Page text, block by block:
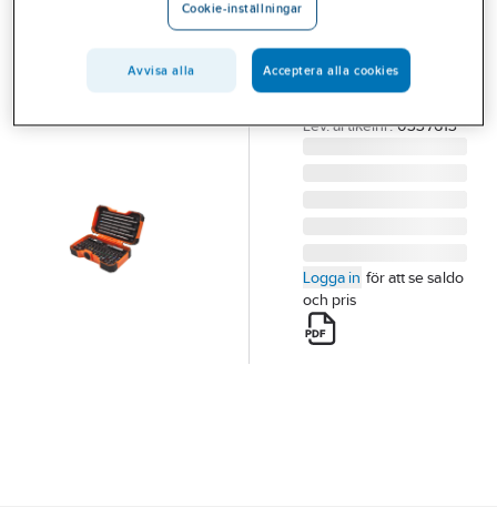
BITSSATS BAHCO
59/S54BC 54 DELAR
FÄRGKODADE
Lev. artikelnr: 0337613
Logga in för att se saldo
och pris
Cookie-inställningar
Avvisa alla Acceptera alla cookies